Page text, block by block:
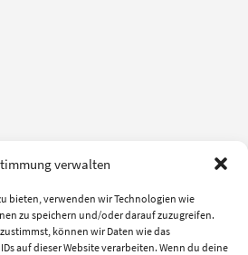
verwalten
bieten, verwenden wir Technologien wie
zu speichern und/oder darauf zuzugreifen.
können wir Daten wie das
auf dieser Website verarbeiten. Wenn du deine